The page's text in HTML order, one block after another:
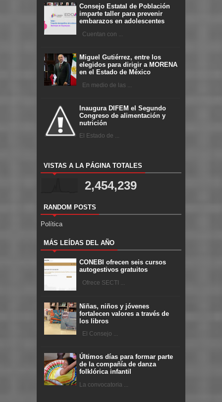
Consejo Estatal de Población
imparte taller para prevenir
embarazos en adolescentes
Cuentan con ...
Miguel Gutiérrez, entre los
elegidos para dirigir a MORENA
en el Estado de México
En medio de las ...
Inaugura DIFEM el Segundo
Congreso de alimentación y
nutrición
El Estado de ...
VISTAS A LA PÁGINA TOTALES
2,454,239
RANDOM POSTS
Política
MÁS LEÍDAS DEL AÑO
CONEBI ofrecen seis cursos
autogestivos gratuitos
Ofrece SECTI ...
Niñas, niños y jóvenes
fortalecen valores a través de
los libros
El Consejo ...
Últimos días para formar parte
de la compañía de danza
folklórica infantil
La convocatoria ...